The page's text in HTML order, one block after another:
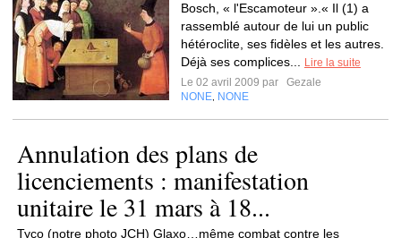
Bosch, « l'Escamoteur ».« Il (1) a
rassemblé autour de lui un public
hétéroclite, ses fidèles et les autres.
Déjà ses complices...
Lire la suite
Le 02 avril 2009 par
Gezale
NONE NONE
Annulation des plans de
licenciements : manifestation
unitaire le 31 mars à 18...
Tyco (notre photo JCH) Glaxo…même combat contre les